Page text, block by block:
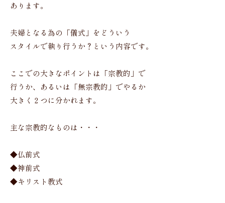
あります。
夫婦となる為の「儀式」をどういう
スタイルで執り行うか？という内容です。
ここでの大きなポイントは「宗教的」で
行うか、あるいは「無宗教的」でやるか
大きく２つに分かれます。
主な宗教的なものは・・・
◆仏前式
◆神前式
◆キリスト教式